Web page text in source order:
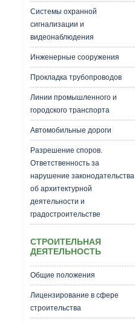
Системы охранной
сигнализации и
видеонаблюдения
Инженерные сооружения
Прокладка трубопроводов
Линии промышленного и
городского транспорта
Автомобильные дороги
Разрешение споров.
Ответственность за
нарушение законодательства
об архитектурной
деятельности и
градостроительстве
СТРОИТЕЛЬНАЯ
ДЕЯТЕЛЬНОСТЬ
Общие положения
Лицензирование в сфере
строительства